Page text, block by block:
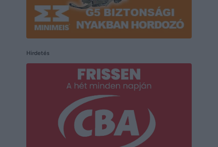
Hirdetés